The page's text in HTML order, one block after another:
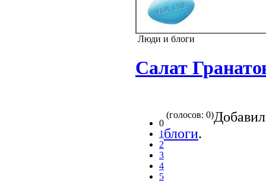
Люди и блоги
Салат
0
1
2
3
4
5
(голосов: 0)
блоги.